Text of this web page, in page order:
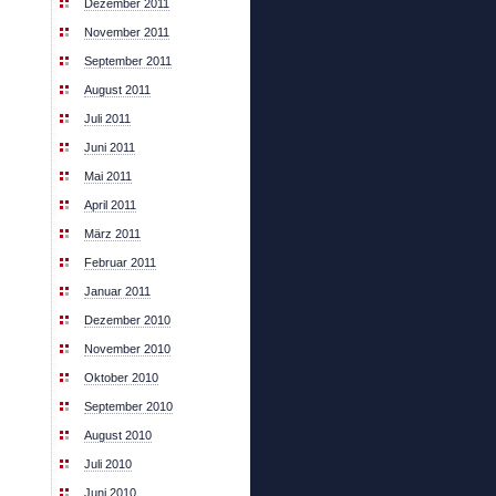
Dezember 2011
November 2011
September 2011
August 2011
Juli 2011
Juni 2011
Mai 2011
April 2011
März 2011
Februar 2011
Januar 2011
Dezember 2010
November 2010
Oktober 2010
September 2010
August 2010
Juli 2010
Juni 2010